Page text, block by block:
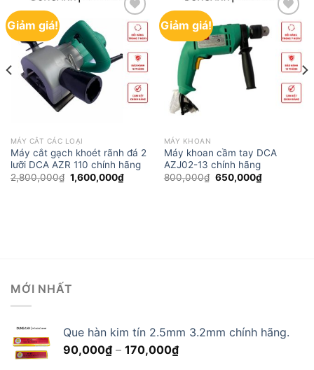
Giảm giá!
thích
MÁY CẮT CÁC LOẠI
Máy cắt gạch khoét rãnh đá 2
lưỡi DCA AZR 110 chính hãng
2,800,000₫ Giá
gốc
1,600,000₫Giá
hiện
Giảm giá!
thích
MÁY KHOAN
Máy khoan cầm tay DCA
AZJ02-13 chính hãng
800,000₫ Giá
650,000₫Giá
hiện
MỚI NHẤT
Que hàn kim tín 2.5mm 3.2mm chính hãng.
90,000₫ – 170,000₫Khoảng